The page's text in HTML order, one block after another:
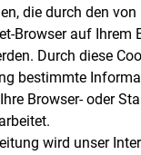
die durch den von
Browser auf Ihrem
Durch diese
bestimmte
Browser- oder
wird unser